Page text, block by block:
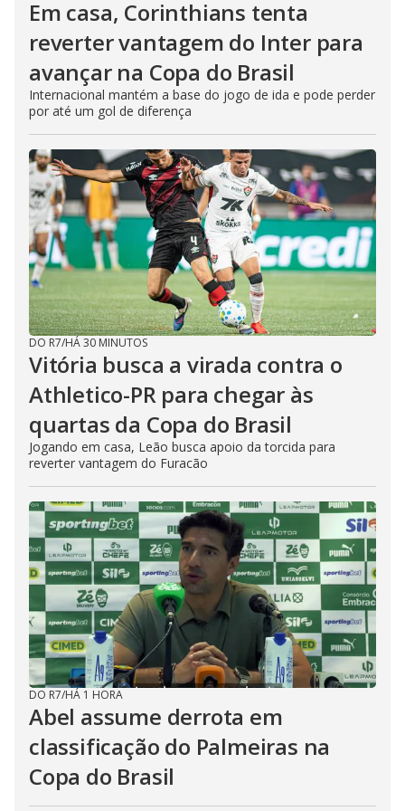
Em casa, Corinthians tenta
reverter vantagem do Inter para
avançar na Copa do Brasil
Internacional mantém a base do jogo de ida e pode perder
por até um gol de diferença
DO R7/HÁ 30 MINUTOS
Vitória busca a virada contra o
Athletico-PR para chegar às
quartas da Copa do Brasil
Jogando em casa, Leão busca apoio da torcida para
reverter vantagem do Furacão
DO R7/HÁ 1 HORA
Abel assume derrota em
classificação do Palmeiras na
Copa do Brasil